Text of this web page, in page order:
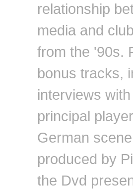
relationship
media and
from the '90s.
bonus tracks,
interviews
principal
German
produced by
the Dvd